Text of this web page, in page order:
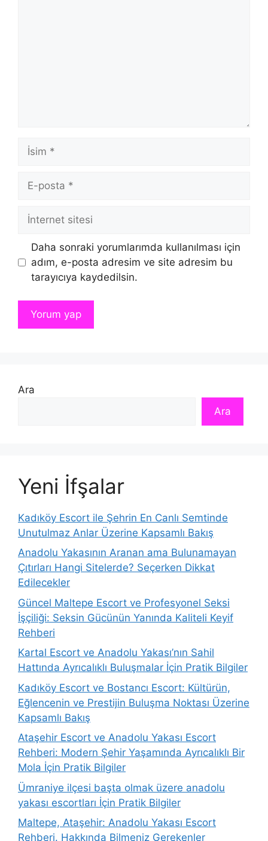
İsim
posta
İnternet
Daha sonraki yorumlarımda kullanılması için
adım, e-posta adresim ve site adresim bu
tarayıcıya kaydedilsin.
Ara
Ara
Yeni İfşalar
Kadıköy Escort ile Şehrin En Canlı Semtinde
Unutulmaz Anlar Üzerine Kapsamlı Bakış
Anadolu Yakasının Aranan ama Bulunamayan
Çıtırları Hangi Sitelerde? Seçerken Dikkat
Edilecekler
Güncel Maltepe Escort ve Profesyonel Seksi
İşçiliği: Seksin Gücünün Yanında Kaliteli Keyif
Rehberi
Kartal Escort ve Anadolu Yakası’nın Sahil
Hattında Ayrıcalıklı Buluşmalar İçin Pratik Bilgiler
Kadıköy Escort ve Bostancı Escort: Kültürün,
Eğlencenin ve Prestijin Buluşma Noktası Üzerine
Kapsamlı Bakış
Ataşehir Escort ve Anadolu Yakası Escort
Rehberi: Modern Şehir Yaşamında Ayrıcalıklı Bir
Mola İçin Pratik Bilgiler
Ümraniye ilçesi başta olmak üzere anadolu
yakası escortları İçin Pratik Bilgiler
Maltepe, Ataşehir: Anadolu Yakası Escort
Rehberi. Hakkında Bilmeniz Gerekenler